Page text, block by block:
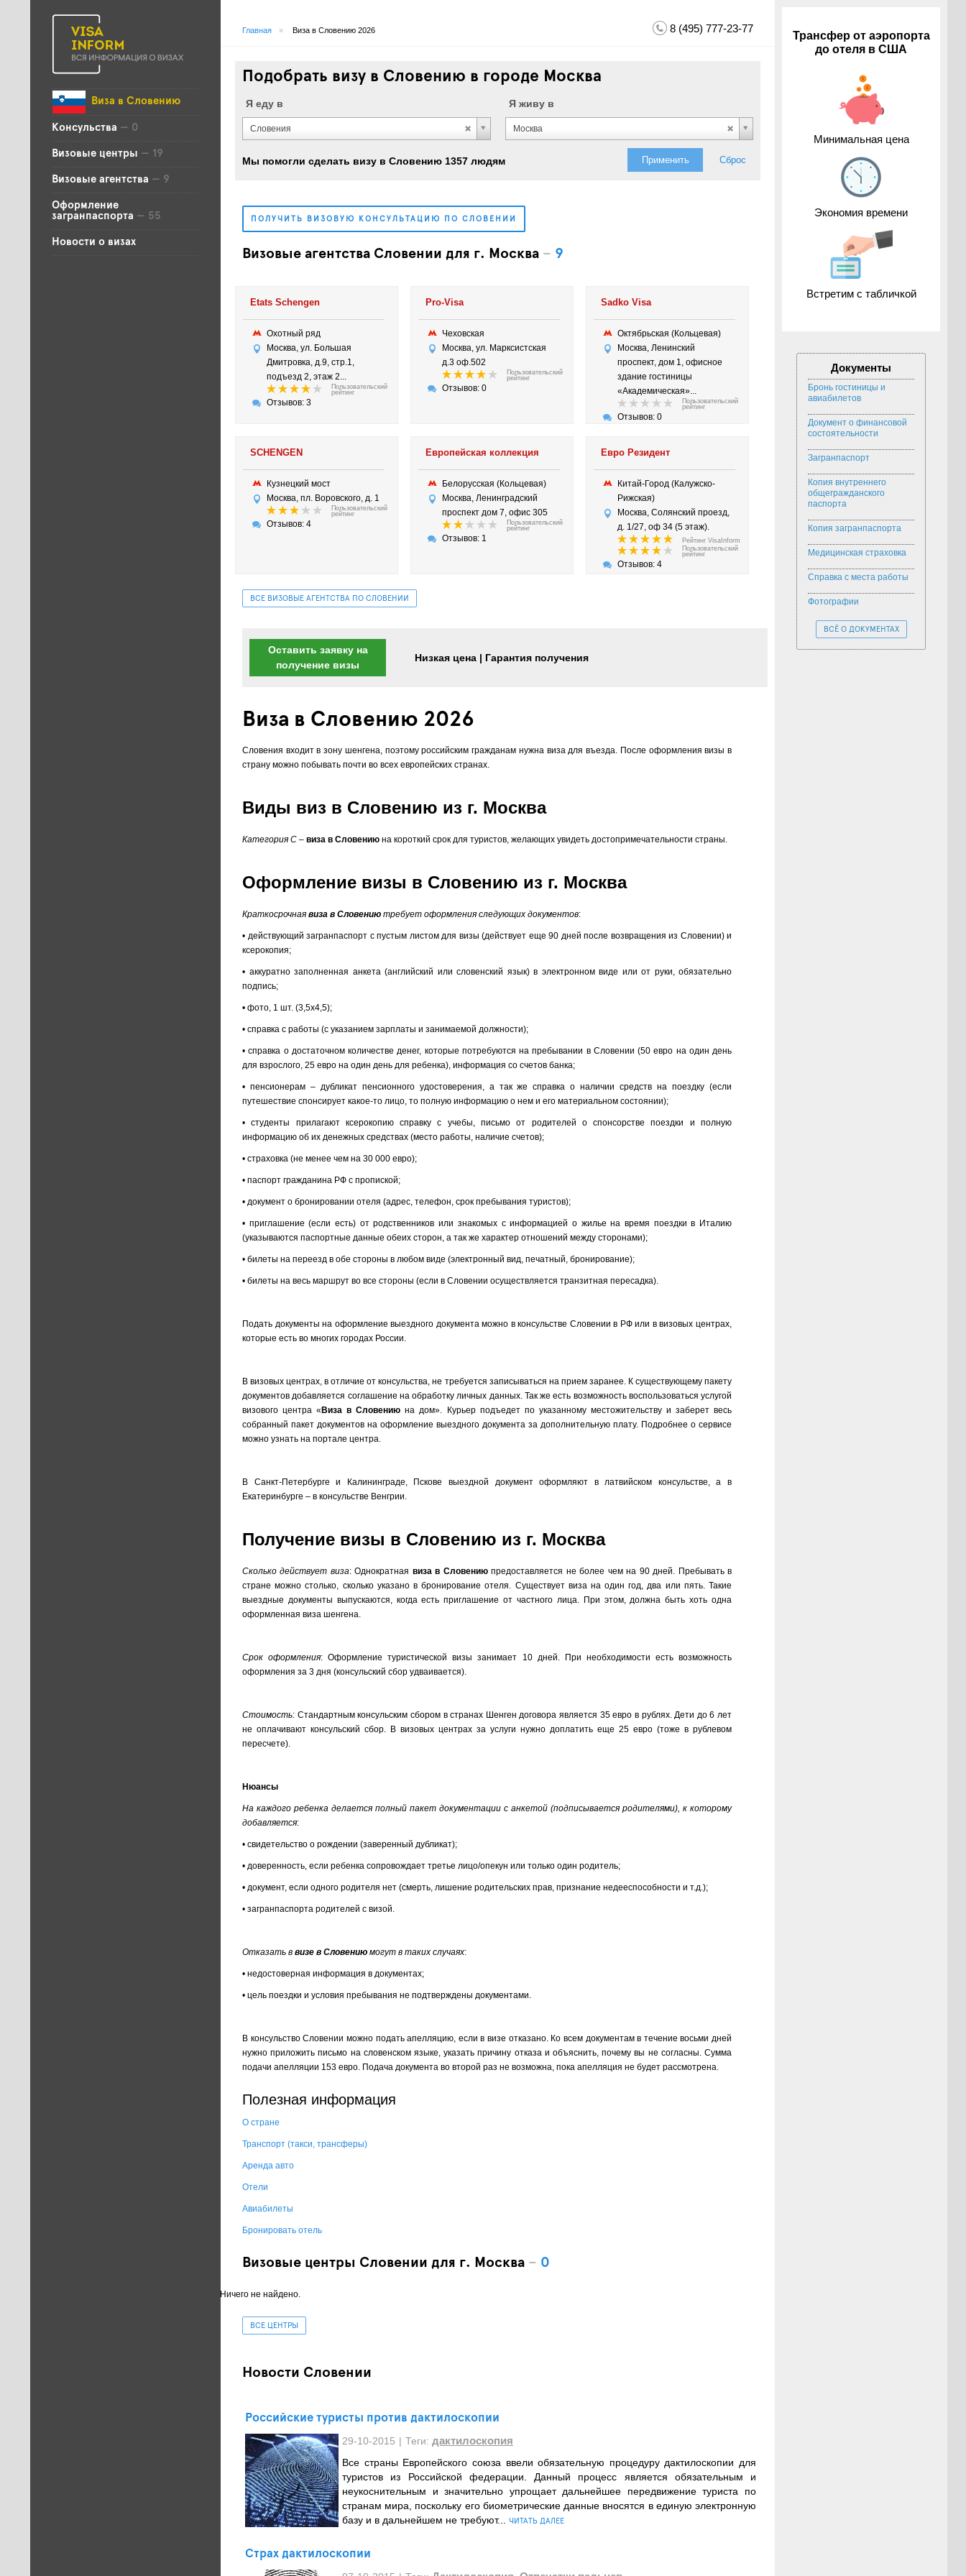
Виза в Словению
Консульства — 0
Визовые центры — 19
Визовые агентства — 9
Оформление
загранпаспорта — 55
Новости о визах
Главная » Виза в Словению 2026 8 (495) 777-23-77
Подобрать визу в Словению в городе Москва
Я еду в
Словения
Я живу в
Москва
Мы помогли сделать визу в Словению 1357 людям Применить Сброс
ПОЛУЧИТЬ ВИЗОВУЮ КОНСУЛЬТАЦИЮ ПО СЛОВЕНИИ
Визовые агентства Словении для г. Москва – 9
Etats Schengen
Охотный ряд
Москва, ул. Большая
Дмитровка, д.9, стр.1,
подъезд 2, этаж 2...
Пользовательский
рейтинг
Отзывов: 3
Pro-Visa
Чеховская
Москва, ул. Марксистская
д.3 оф.502
Пользовательский
рейтинг
Отзывов: 0
Sadko Visa
Октябрьская (Кольцевая)
Москва, Ленинский
проспект, дом 1, офисное
здание гостиницы
«Академическая»...
Пользовательский
рейтинг
Отзывов: 0
SCHENGEN
Кузнецкий мост
Москва, пл. Воровского, д. 1
Пользовательский
рейтинг
Отзывов: 4
Европейская коллекция
Белорусская (Кольцевая)
Москва, Ленинградский
проспект дом 7, офис 305
Пользовательский
рейтинг
Отзывов: 1
Евро Резидент
Китай-Город (Калужско-
Рижская)
Москва, Солянский проезд,
д. 1/27, оф 34 (5 этаж).
Рейтинг VisaInform
Пользовательский
рейтинг
Отзывов: 4
ВСЕ ВИЗОВЫЕ АГЕНТСТВА ПО СЛОВЕНИИ
Оставить заявку на
получение визы
Низкая цена | Гарантия получения
Виза в Словению 2026
Словения входит в зону шенгена, поэтому российским гражданам нужна виза для въезда. После оформления визы в
страну можно побывать почти во всех европейских странах.
Виды виз в Словению из г. Москва
Категория С – виза в Словению на короткий срок для туристов, желающих увидеть достопримечательности страны.
Оформление визы в Словению из г. Москва
Краткосрочная виза в Словению требует оформления следующих документов:
• действующий загранпаспорт с пустым листом для визы (действует еще 90 дней после возвращения из Словении) и
ксерокопия;
• аккуратно заполненная анкета (английский или словенский язык) в электронном виде или от руки, обязательно
подпись;
• фото, 1 шт. (3,5х4,5);
• справка с работы (с указанием зарплаты и занимаемой должности);
• справка о достаточном количестве денег, которые потребуются на пребывании в Словении (50 евро на один день
для взрослого, 25 евро на один день для ребенка), информация со счетов банка;
• пенсионерам – дубликат пенсионного удостоверения, а так же справка о наличии средств на поездку (если
путешествие спонсирует какое-то лицо, то полную информацию о нем и его материальном состоянии);
• студенты прилагают ксерокопию справку с учебы, письмо от родителей о спонсорстве поездки и полную
информацию об их денежных средствах (место работы, наличие счетов);
• страховка (не менее чем на 30 000 евро);
• паспорт гражданина РФ с пропиской;
• документ о бронировании отеля (адрес, телефон, срок пребывания туристов);
• приглашение (если есть) от родственников или знакомых с информацией о жилье на время поездки в Италию
(указываются паспортные данные обеих сторон, а так же характер отношений между сторонами);
• билеты на переезд в обе стороны в любом виде (электронный вид, печатный, бронирование);
• билеты на весь маршрут во все стороны (если в Словении осуществляется транзитная пересадка).
Подать документы на оформление выездного документа можно в консульстве Словении в РФ или в визовых центрах,
которые есть во многих городах России.
В визовых центрах, в отличие от консульства, не требуется записываться на прием заранее. К существующему пакету
документов добавляется соглашение на обработку личных данных. Так же есть возможность воспользоваться услугой
визового центра « Виза в Словению на дом». Курьер подъедет по указанному местожительству и заберет весь
собранный пакет документов на оформление выездного документа за дополнительную плату. Подробнее о сервисе
можно узнать на портале центра.
В Санкт-Петербурге и Калининграде, Пскове выездной документ оформляют в латвийском консульстве, а в
Екатеринбурге – в консульстве Венгрии.
Получение визы в Словению из г. Москва
Сколько действует виза: Однократная виза в Словениюпредоставляется не более чем на 90 дней. Пребывать в
стране можно столько, сколько указано в бронирование отеля. Существует виза на один год, два или пять. Такие
выездные документы выпускаются, когда есть приглашение от частного лица. При этом, должна быть хоть одна
оформленная виза шенгена.
Срок оформления: Оформление туристической визы занимает 10 дней. При необходимости есть возможность
оформления за 3 дня (консульский сбор удваивается).
Стоимость: Стандартным консульским сбором в странах Шенген договора является 35 евро в рублях. Дети до 6 лет
не оплачивают консульский сбор. В визовых центрах за услуги нужно доплатить еще 25 евро (тоже в рублевом
пересчете).
Нюансы
На каждого ребенка делается полный пакет документации с анкетой (подписывается родителями), к которому
добавляется:
• свидетельство о рождении (заверенный дубликат);
• доверенность, если ребенка сопровождает третье лицо/опекун или только один родитель;
• документ, если одного родителя нет (смерть, лишение родительских прав, признание недееспособности и т.д.);
• загранпаспорта родителей с визой.
Отказать в визе в Словению могут в таких случаях:
• недостоверная информация в документах;
• цель поездки и условия пребывания не подтверждены документами.
В консульство Словении можно подать апелляцию, если в визе отказано. Ко всем документам в течение восьми дней
нужно приложить письмо на словенском языке, указать причину отказа и объяснить, почему вы не согласны. Сумма
подачи апелляции 153 евро. Подача документа во второй раз не возможна, пока апелляция не будет рассмотрена.
Полезная информация
О стране
Транспорт (такси, трансферы)
Аренда авто
Отели
Авиабилеты
Бронировать отель
Визовые центры Словении для г. Москва – 0
Ничего не найдено.
ВСЕ ЦЕНТРЫ
Новости Словении
Российские туристы против дактилоскопии
29-10-2015 | Теги: дактилоскопия
Все страны Европейского союза ввели обязательную процедуру дактилоскопии для
туристов из Российской федерации. Данный процесс является обязательным и
неукоснительным и значительно упрощает дальнейшее передвижение туриста по
странам мира, поскольку его биометрические данные вносятся в единую электронную
базу и в дальнейшем не требуют...
ЧИТАТЬ ДАЛЕЕ
Страх дактилоскопии
Трансфер от аэропорта
до отеля в США
Минимальная цена
Экономия времени
Встретим с табличкой
Документы
Бронь гостиницы и
авиабилетов
Документ о финансовой
состоятельности
Загранпаспорт
Копия внутреннего
общегражданского
паспорта
Копия загранпаспорта
Медицинская страховка
Справка с места работы
Фотографии
ВСЁ О ДОКУМЕНТАХ